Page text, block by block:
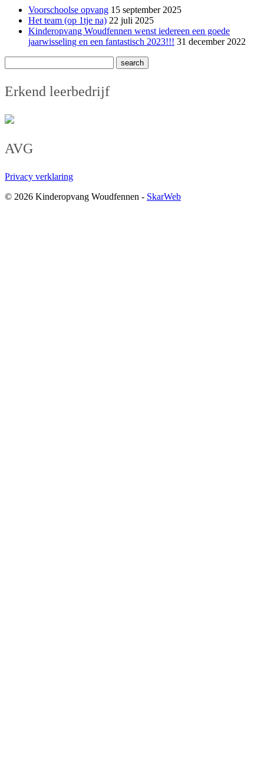
Voorschoolse opvang 15 september 2025
Het team (op 1tje na) 22 juli 2025
Kinderopvang Woudfennen wenst iedereen een goede
jaarwisseling en een fantastisch 2023!!! 31 december 2022
Erkend leerbedrijf
AVG
Privacy verklaring
© 2026 Kinderopvang Woudfennen - SkarWeb